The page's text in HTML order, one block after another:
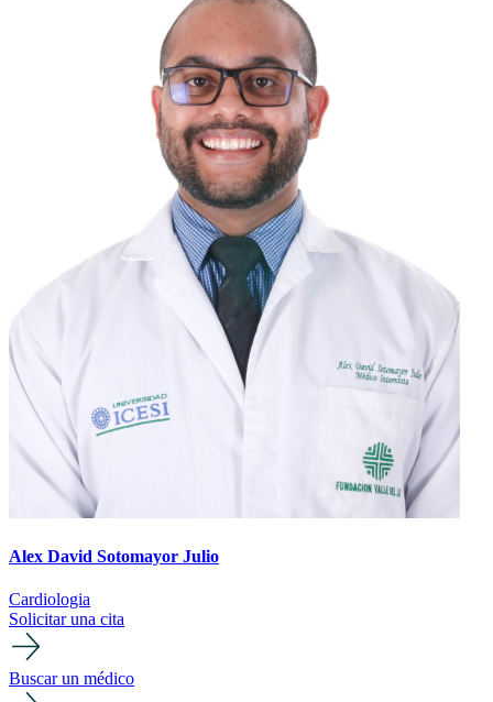
Alex David Sotomayor Julio
Cardiologia
Solicitar una cita
Buscar un médico